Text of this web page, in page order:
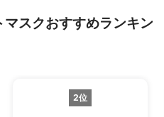
スクおすすめランキン
2位